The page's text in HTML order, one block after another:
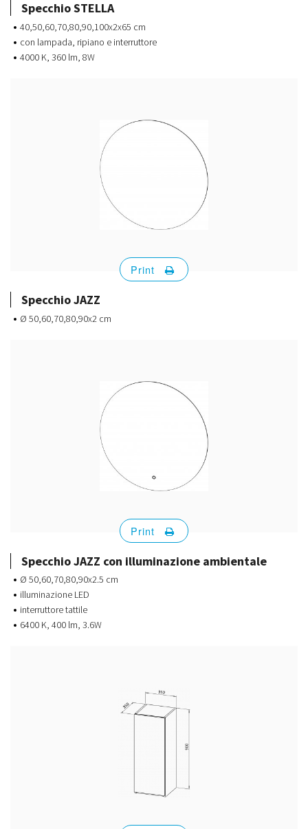
Specchio STELLA
40,50,60,70,80,90,100x2x65 cm
con lampada, ripiano e interruttore
4000 K, 360 lm, 8W
Specchio JAZZ
Ø 50,60,70,80,90x2 cm
Print
Specchio JAZZ con illuminazione ambientale
Ø 50,60,70,80,90x2.5 cm
illuminazione LED
interruttore tattile
6400 K, 400 lm, 3.6W
Print